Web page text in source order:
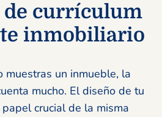
currículum
inmobiliario
muestras un inmueble, la
mucho. El diseño de tu
crucial de la misma